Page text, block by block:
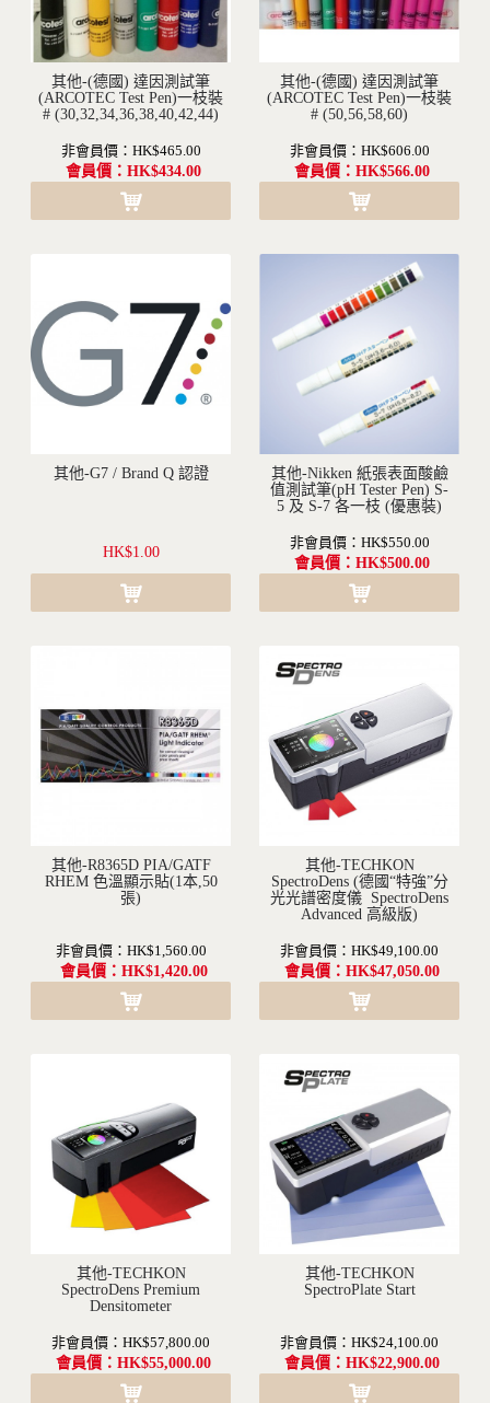
沒有現貨(訂購需要1-2個月不等的時間)
其他-(德國) 達因測試筆
(ARCOTEC Test Pen)一枝裝
# (30,32,34,36,38,40,42,44)
非會員價：HK$465.00
會員價：HK$434.00
沒有現貨(訂購需要1-2個月不等的時間)
其他-(德國) 達因測試筆
(ARCOTEC Test Pen)一枝裝
# (50,56,58,60)
非會員價：HK$606.00
會員價：HK$566.00
其他-G7 / Brand Q 認證
HK$1.00
沒有現貨(訂購需要1-2個月不等的時間)
其他-Nikken 紙張表面酸鹼
值測試筆(pH Tester Pen) S-
5 及 S-7 各一枝 (優惠裝)
非會員價：HK$550.00
會員價：HK$500.00
其他-R8365D PIA/GATF
RHEM 色溫顯示貼(1本,50
張)
非會員價：HK$1,560.00
會員價：HK$1,420.00
沒有現貨(訂購需要1-2個月不等的時間)
其他-TECHKON
SpectroDens (德國“特強”分
光光譜密度儀 SpectroDens
Advanced 高級版)
非會員價：HK$49,100.00
會員價：HK$47,050.00
沒有現貨(訂購需要1-2個月不等的時間)
其他-TECHKON
SpectroDens Premium
Densitometer
非會員價：HK$57,800.00
會員價：HK$55,000.00
沒有現貨(訂購需要1-2個月不等的時間)
其他-TECHKON
SpectroPlate Start
非會員價：HK$24,100.00
會員價：HK$22,900.00